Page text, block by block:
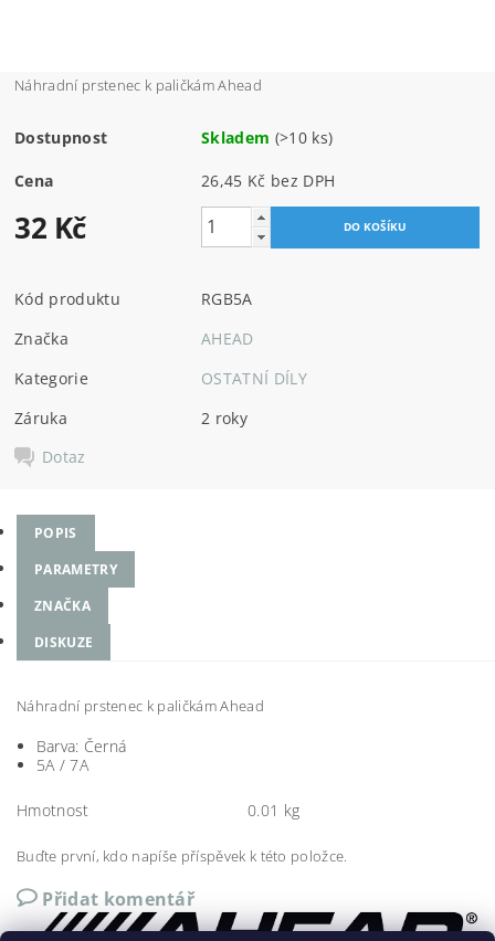
Náhradní prstenec k paličkám Ahead
Dostupnost Skladem (>10 ks)
Cena 26,45 Kč bez DPH
32 Kč
Kód produktu
RGB5A
Značka
AHEAD
Kategorie
OSTATNÍ DÍLY
Záruka
2 roky
Dotaz
POPIS
PARAMETRY
ZNAČKA
DISKUZE
Náhradní prstenec k paličkám Ahead
Barva: Černá
5A / 7A
Hmotnost 0.01 kg
Buďte první, kdo napíše příspěvek k této položce.
Přidat komentář